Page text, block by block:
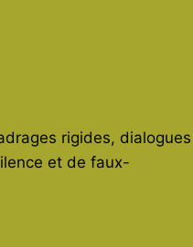
rigides, dialogues
et de faux-